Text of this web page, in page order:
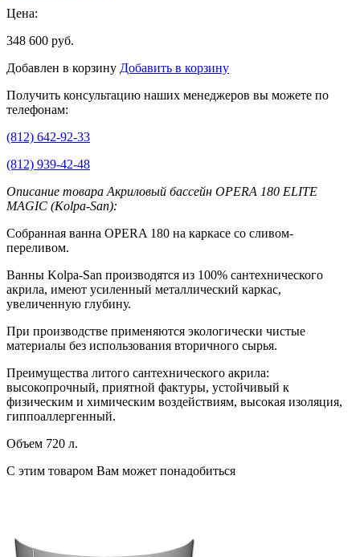
Цена:
348 600 руб.
Добавлен в корзину Добавить в корзину
Получить консультацию наших менеджеров вы можете по
телефонам:
(812) 642-92-33
(812) 939-42-48
Описание товара Акриловый бассейн OPERA 180 ELITE
MAGIC (Kolpa-San):
Собранная ванна OPERA 180 на каркасе со сливом-
переливом.
Ванны Kolpa-San производятся из 100% сантехнического
акрила, имеют усиленный металлический каркас,
увеличенную глубину.
При производстве применяются экологически чистые
материалы без использования вторичного сырья.
Преимущества литого сантехнического акрила:
высокопрочный, приятной фактуры, устойчивый к
физическим и химическим воздействиям, высокая изоляция,
гиппоаллергенный.
Объем 720 л.
С этим товаром Вам может понадобиться